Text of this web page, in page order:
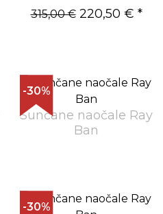
315,00 €220,50 € *
-30%
Sunčane naočale Ray
Ban
-30%